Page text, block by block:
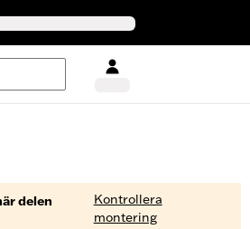
delen
Kontrollera
montering